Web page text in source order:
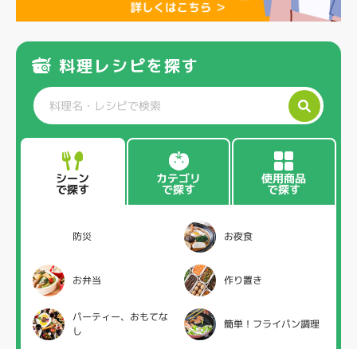
料理レシピを探す
シーン
で探す
カテゴリ
で探す
使用商品
で探す
防災 お夜食
お弁当 作り置き
パーティー、おもてな
し
簡単！フライパン調理